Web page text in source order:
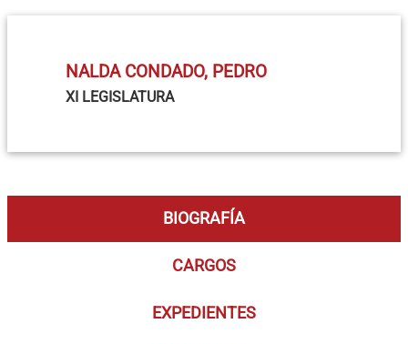
NALDA CONDADO, PEDRO
XI LEGISLATURA
BIOGRAFÍA
CARGOS
EXPEDIENTES